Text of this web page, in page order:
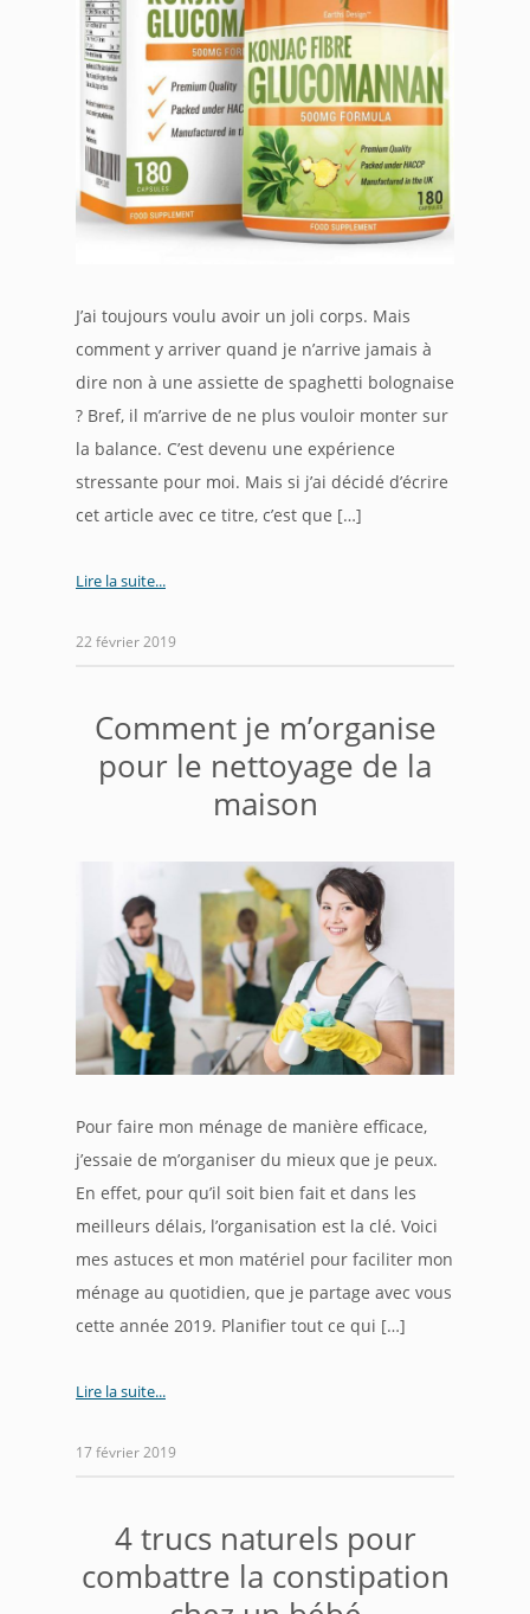
J’ai toujours voulu avoir un joli corps. Mais
comment y arriver quand je n’arrive jamais à
dire non à une assiette de spaghetti bolognaise
? Bref, il m’arrive de ne plus vouloir monter sur
la balance. C’est devenu une expérience
stressante pour moi. Mais si j’ai décidé d’écrire
cet article avec ce titre, c’est que […]
Lire la suite
22 février 2019
Comment je m’organise
pour le nettoyage de la
maison
Pour faire mon ménage de manière efficace,
j’essaie de m’organiser du mieux que je peux.
En effet, pour qu’il soit bien fait et dans les
meilleurs délais, l’organisation est la clé. Voici
mes astuces et mon matériel pour faciliter mon
ménage au quotidien, que je partage avec vous
cette année 2019. Planifier tout ce qui […]
Lire la suite
17 février 2019
4 trucs naturels pour
combattre la constipation